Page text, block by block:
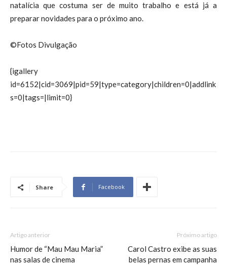
natalícia que costuma ser de muito trabalho e está já a
preparar novidades para o próximo ano.
©Fotos Divulgação
{igallery
id=6152|cid=3069|pid=59|type=category|children=0|addlink
s=0|tags=|limit=0}
Share Facebook
Artigo anterior
Humor de “Mau Mau Maria”
nas salas de cinema
Próximo artigo
Carol Castro exibe as suas
belas pernas em campanha